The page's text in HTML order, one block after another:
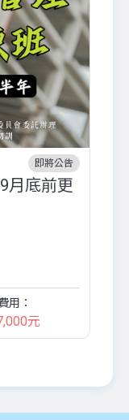
即將公告
月底前更
用：
元